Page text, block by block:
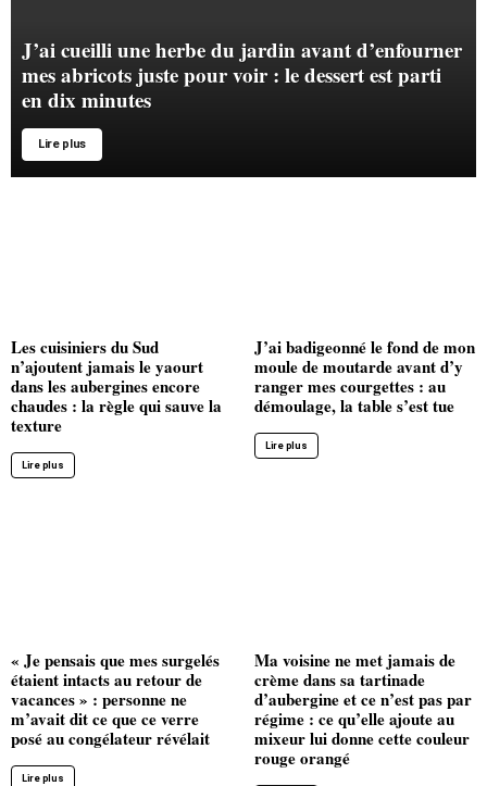
J’ai cueilli une herbe du jardin avant d’enfourner
mes abricots juste pour voir : le dessert est parti
en dix minutes
Lire plus
Les cuisiniers du Sud
n’ajoutent jamais le yaourt
dans les aubergines encore
chaudes : la règle qui sauve la
texture
Lire plus
J’ai badigeonné le fond de mon
moule de moutarde avant d’y
ranger mes courgettes : au
démoulage, la table s’est tue
Lire plus
« Je pensais que mes surgelés
étaient intacts au retour de
vacances » : personne ne
m’avait dit ce que ce verre
posé au congélateur révélait
Lire plus
Ma voisine ne met jamais de
crème dans sa tartinade
d’aubergine et ce n’est pas par
régime : ce qu’elle ajoute au
mixeur lui donne cette couleur
rouge orangé